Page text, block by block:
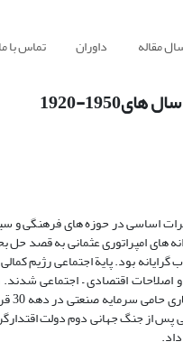
مقاله داوران تماس با ما
1920
اساسی در حوزه های فرهنگی
های امپراتوری عثمانی به قصد
بود. پایة اجتماعی رژیم
اصلاحات اقتصادی – اجتماعی
پس از جنگ جهانی دوم دولت